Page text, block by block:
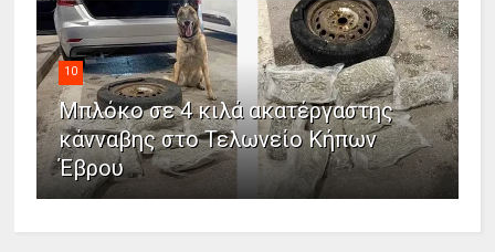
10
Μπλόκο σε 4 κιλά ακατέργαστης
κάνναβης στο Τελωνείο Κήπων
Έβρου